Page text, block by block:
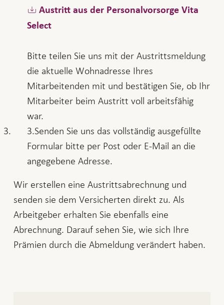
Austritt aus der Personalvorsorge Vita
Select
Bitte teilen Sie uns mit der Austrittsmeldung
die aktuelle Wohnadresse Ihres
Mitarbeitenden mit und bestätigen Sie, ob Ihr
Mitarbeiter beim Austritt voll arbeitsfähig
war.
Senden Sie uns das vollständig ausgefüllte
Formular bitte per Post oder E-Mail an die
angegebene Adresse.
Wir erstellen eine Austrittsabrechnung und
senden sie dem Versicherten direkt zu. Als
Arbeitgeber erhalten Sie ebenfalls eine
Abrechnung. Darauf sehen Sie, wie sich Ihre
Prämien durch die Abmeldung verändert haben.